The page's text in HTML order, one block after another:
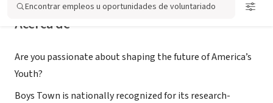
Encontrar empleos u oportunidades de voluntariado
Acerca de
Are you passionate about shaping the future of America’s
Youth?
Boys Town is nationally recognized for its research-